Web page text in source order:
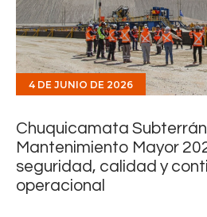
4 DE JUNIO DE 2026
Chuquicamata
Mantenimiento Mayor
seguridad, calidad y
operacional